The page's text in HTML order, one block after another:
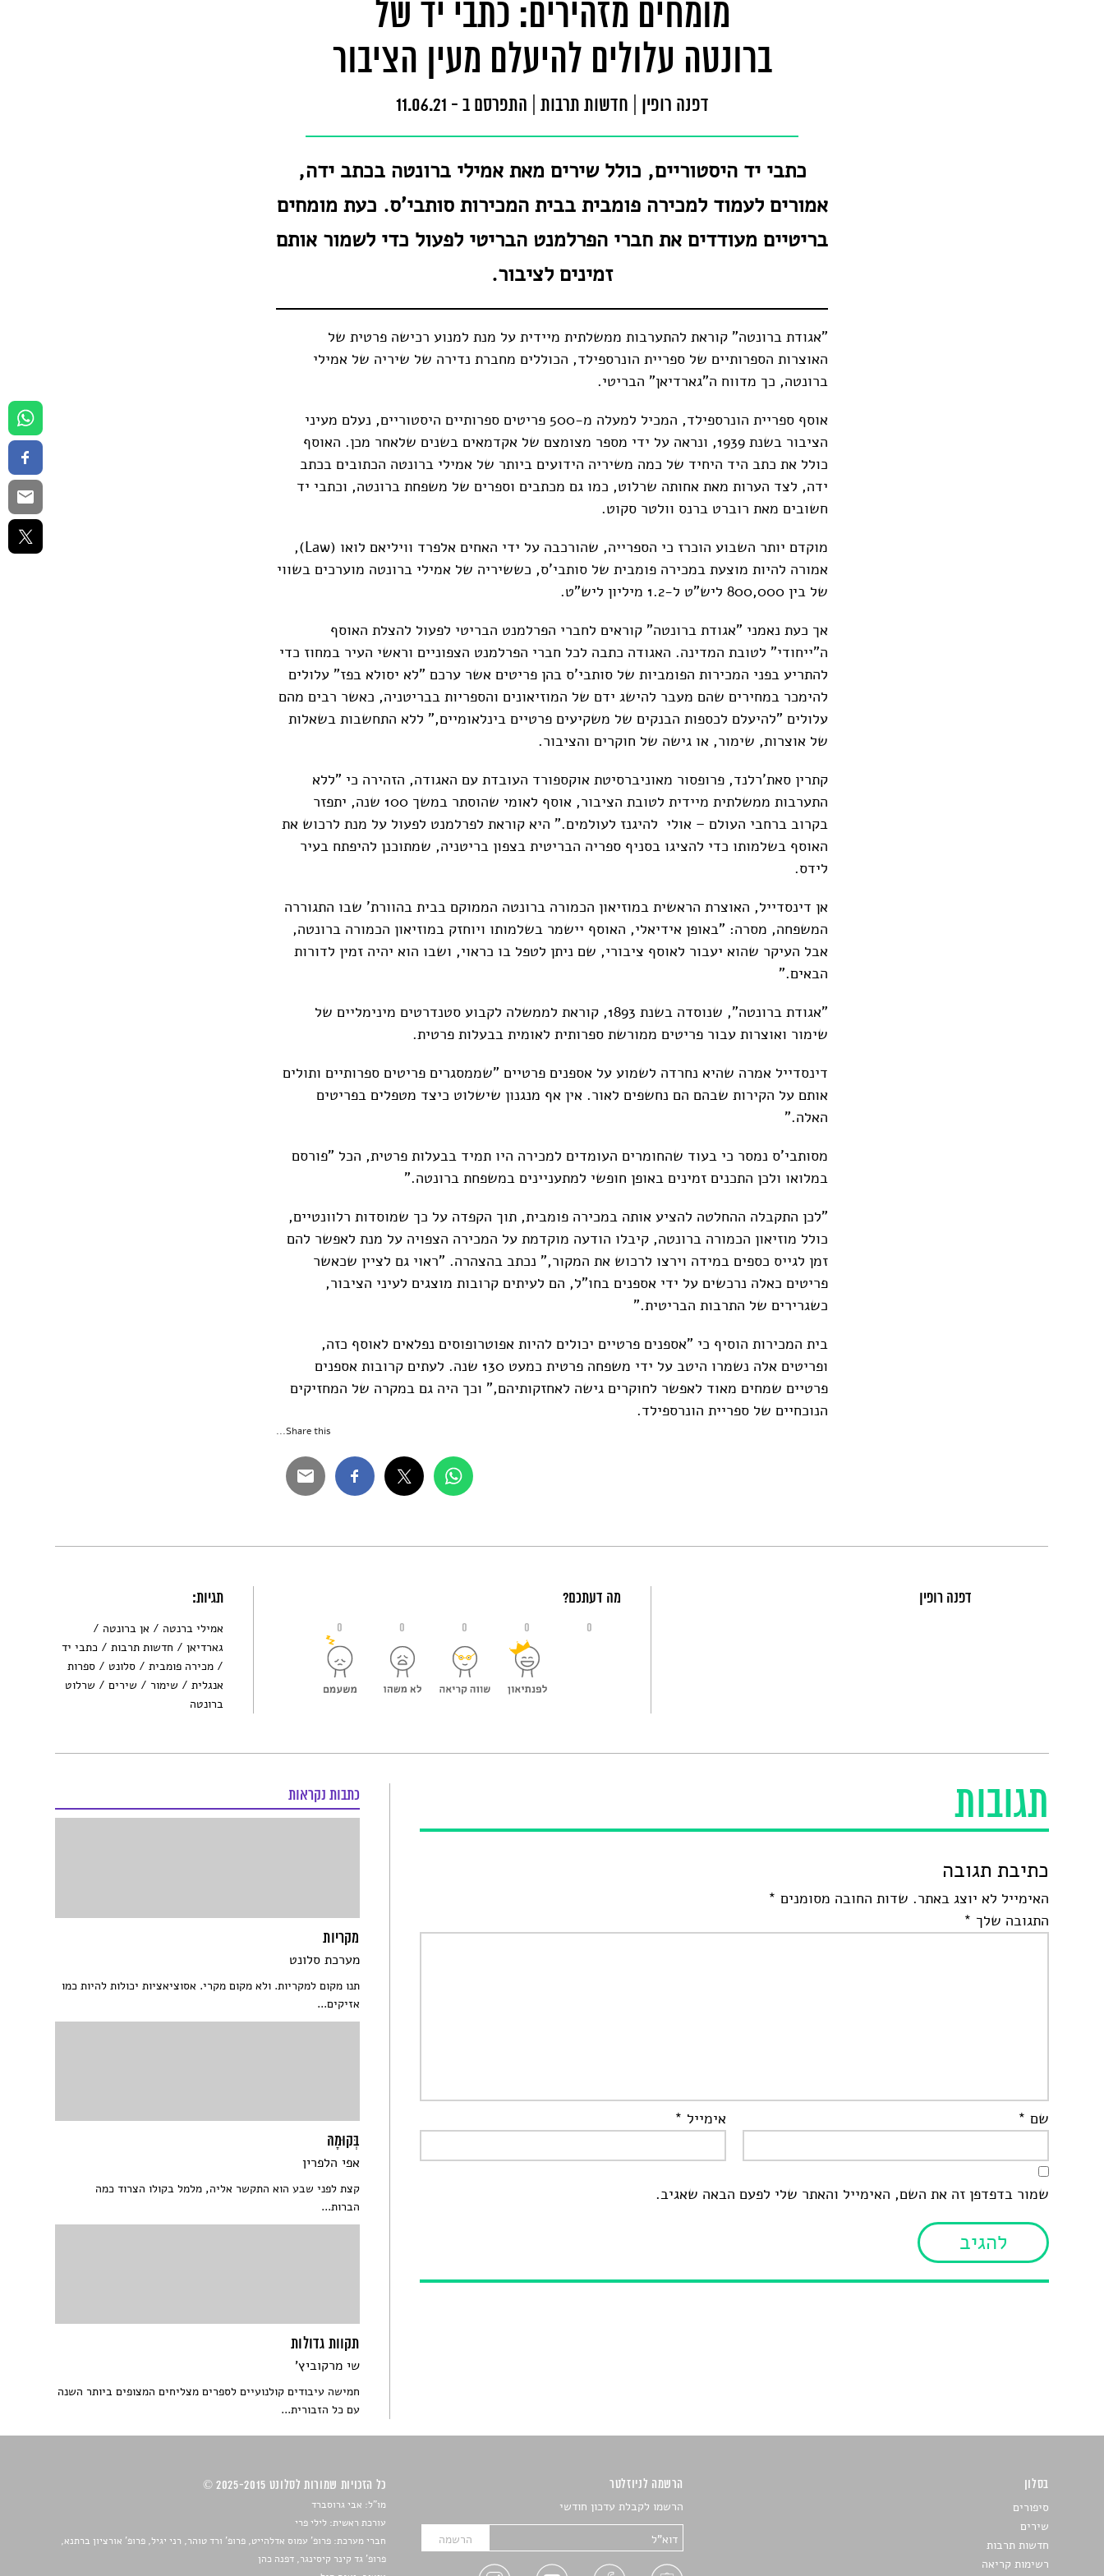
מומחים מזהירים: כתבי יד של
ברונטה עלולים להיעלם מעין הציבור
דפנה רופין חדשות תרבות התפרסם ב - 11.06.21
כתבי יד היסטוריים, כולל שירים מאת אמילי ברונטה בכתב ידה,
אמורים לעמוד למכירה פומבית בבית המכירות סותבי'ס. כעת מומחים
בריטיים מעודדים את חברי הפרלמנט הבריטי לפעול כדי לשמור אותם
זמינים לציבור.
"אגודת ברונטה" קוראת להתערבות ממשלתית מיידית על מנת למנוע רכישה פרטית של
האוצרות הספרותיים של ספריית הונרספילד, הכוללים מחברת נדירה של שיריה של אמילי
ברונטה, כך מדווח ה"גארדיאן" הבריטי.
אוסף ספריית הונרספילד, המכיל למעלה מ-500 פריטים ספרותיים היסטוריים, נעלם מעיני
הציבור בשנת 1939, ונראה על ידי מספר מצומצם של אקדמאים בשנים שלאחר מכן. האוסף
כולל את כתב היד היחיד של כמה משיריה הידועים ביותר של אמילי ברונטה הכתובים בכתב
ידה, לצד הערות מאת אחותה שרלוט, כמו גם מכתבים וספרים של משפחת ברונטה, וכתבי יד
חשובים מאת רוברט ברנס וולטר סקוט.
מוקדם יותר השבוע הוכרז כי הספרייה, שהורכבה על ידי האחים אלפרד וויליאם לואו (Law),
אמורה להיות מוצעת במכירה פומבית של סותבי'ס, כששיריה של אמילי ברונטה מוערכים בשווי
של בין 800,000 ליש"ט ל-1.2 מיליון ליש"ט.
אך כעת נאמני "אגודת ברונטה" קוראים לחברי הפרלמנט הבריטי לפעול להצלת האוסף
ה"ייחודי" לטובת המדינה. האגודה כתבה לכל חברי הפרלמנט הצפוניים וראשי העיר במחוז כדי
להתריע בפני המכירות הפומביות של סותבי'ס בהן פריטים אשר ערכם "לא יסולא בפז" עלולים
להימכר במחירים שהם מעבר להישג ידם של המוזיאונים והספריות בבריטניה, כאשר רבים מהם
עלולים "להיעלם לכספות הבנקים של משקיעים פרטיים בינלאומיים," ללא התחשבות בשאלות
של אוצרות, שימור, או גישה של חוקרים והציבור.
קתרין סאת'רלנד, פרופסור מאוניברסיטת אוקספורד העובדת עם האגודה, הזהירה כי "ללא
התערבות ממשלתית מיידית לטובת הציבור, אוסף לאומי שהוסתר במשך 100 שנה, יתפזר
בקרוב ברחבי העולם – אולי להיגנז לעולמים." היא קוראת לפרלמנט לפעול על מנת לרכוש את
האוסף בשלמותו כדי להציגו בסניף ספריה הבריטית בצפון בריטניה, שמתוכנן להיפתח בעיר
לידס.
אן דינסדייל, האוצרת הראשית במוזיאון הכמורה ברונטה הממוקם בבית בהוורת' שבו התגוררה
המשפחה, מסרה: "באופן אידיאלי, האוסף יישמר בשלמותו ויוחזק במוזיאון הכמורה ברונטה,
אבל העיקר שהוא יעבור לאוסף ציבורי, שם ניתן לטפל בו כראוי, ושבו הוא יהיה זמין לדורות
הבאים."
"אגודת ברונטה", שנוסדה בשנת 1893, קוראת לממשלה לקבוע סטנדרטים מינימליים של
שימור ואוצרות עבור פריטים ממורשת ספרותית לאומית בבעלות פרטית.
דינסדייל אמרה שהיא נחרדה לשמוע על אספנים פרטיים "שממסגרים פריטים ספרותיים ותולים
אותם על הקירות שבהם הם נחשפים לאור. אין אף מנגנון שישלוט כיצד מטפלים בפריטים
האלה."
מסותבי'ס נמסר כי בעוד שהחומרים העומדים למכירה היו תמיד בבעלות פרטית, הכל "פורסם
במלואו ולכן התכנים זמינים באופן חופשי למתעניינים במשפחת ברונטה."
"לכן התקבלה ההחלטה להציע אותה במכירה פומבית, תוך הקפדה על כך שמוסדות רלוונטיים,
כולל מוזיאון הכמורה ברונטה, קיבלו הודעה מוקדמת על המכירה הצפויה על מנת לאפשר להם
זמן לגייס כספים במידה וירצו לרכוש את המקור," נכתב בהצהרה. "ראוי גם לציין שכאשר
פריטים כאלה נרכשים על ידי אספנים בחו"ל, הם לעיתים קרובות מוצגים לעיני הציבור,
כשגרירים של התרבות הבריטית."
בית המכירות הוסיף כי "אספנים פרטיים יכולים להיות אפוטרופוסים נפלאים לאוסף כזה,
ופריטים אלה נשמרו היטב על ידי משפחה פרטית כמעט 130 שנה. לעתים קרובות אספנים
פרטיים שמחים מאוד לאפשר לחוקרים גישה לאחזקותיהם," וכך היה גם במקרה של המחזיקים
הנוכחיים של ספריית הונרספילד.
Share this...
דפנה רופין מה דעתכם?
0 0 0 0 0
תגיות:
אמילי ברנטה
אן ברונטה
גארדיאן
חדשות תרבות
כתבי יד
מכירה פומבית
סלונט
ספרות
אנגלית
שימור שירים
שרלוט
ברונטה
תגובות
כתיבת תגובה
האימייל לא יוצג באתר. שדות החובה מסומנים *
התגובה שלך *
שם * אימייל *
שמור בדפדפן זה את השם, האימייל והאתר שלי לפעם הבאה שאגיב.
כתבות נקראות
מקריות
מערכת סלונט
תנו מקום למקריות. ולא מקום מקרי. אסוציאציות יכולות להיות כמו
אזיקים...
בְּקוּמָהּ
אפי הלפרין
קצת לפני שבע הוא התקשר אליה, מלמל בקולו הצרוד כמה
הברות...
תקוות גדולות
שי מרקוביץ'
חמישה עיבודים קולנועיים לספרים מצליחים המצופים ביותר השנה
עם כל הזבורית...
בסלון
סיפורים
שירים
חדשות תרבות
רשימות קריאה
הרשמה לניוזלטר
הרשמו לקבלת עדכון חודשי
כל הזכויות שמורות לסלונט 2025-2015 ©
מו"ל: אבי גרוסברד
עורכת ראשית: לילי פרי
חברי מערכת: פרופ' עמוס אדלהייט, פרופ' ורד טוהר, רני יגיל, פרופ' אורציון ברתנא,
פרופ' גד קינר קיסינגר, דפנה כהן